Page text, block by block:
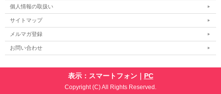
個人情報の取扱い
サイトマップ
メルマガ登録
お問い合わせ
表示：スマートフォン｜ PC
Copyright (C) All Rights Reserved.